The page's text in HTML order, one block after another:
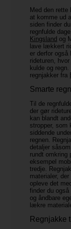
Med den
at komme ud
siden finder
regnfulde
Kingsland og
lave lækkert
er derfor også
rideturen,
kulde og
regnjakker fra
Smarte
Til de
der gør
kan blandt
stropper,
siddende
regnen.
detaljer
rundt omkring
eksempel
tredje.
materialer,
opleve det
finder du
og åndbare
lækre
Regnjakke